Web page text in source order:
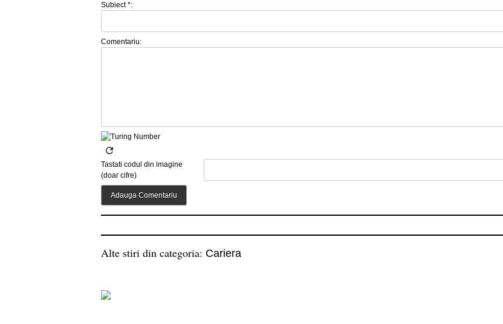
Subiect *:
Comentariu:
Tastati codul din imagine
(doar cifre)
Alte stiri din categoria: Cariera